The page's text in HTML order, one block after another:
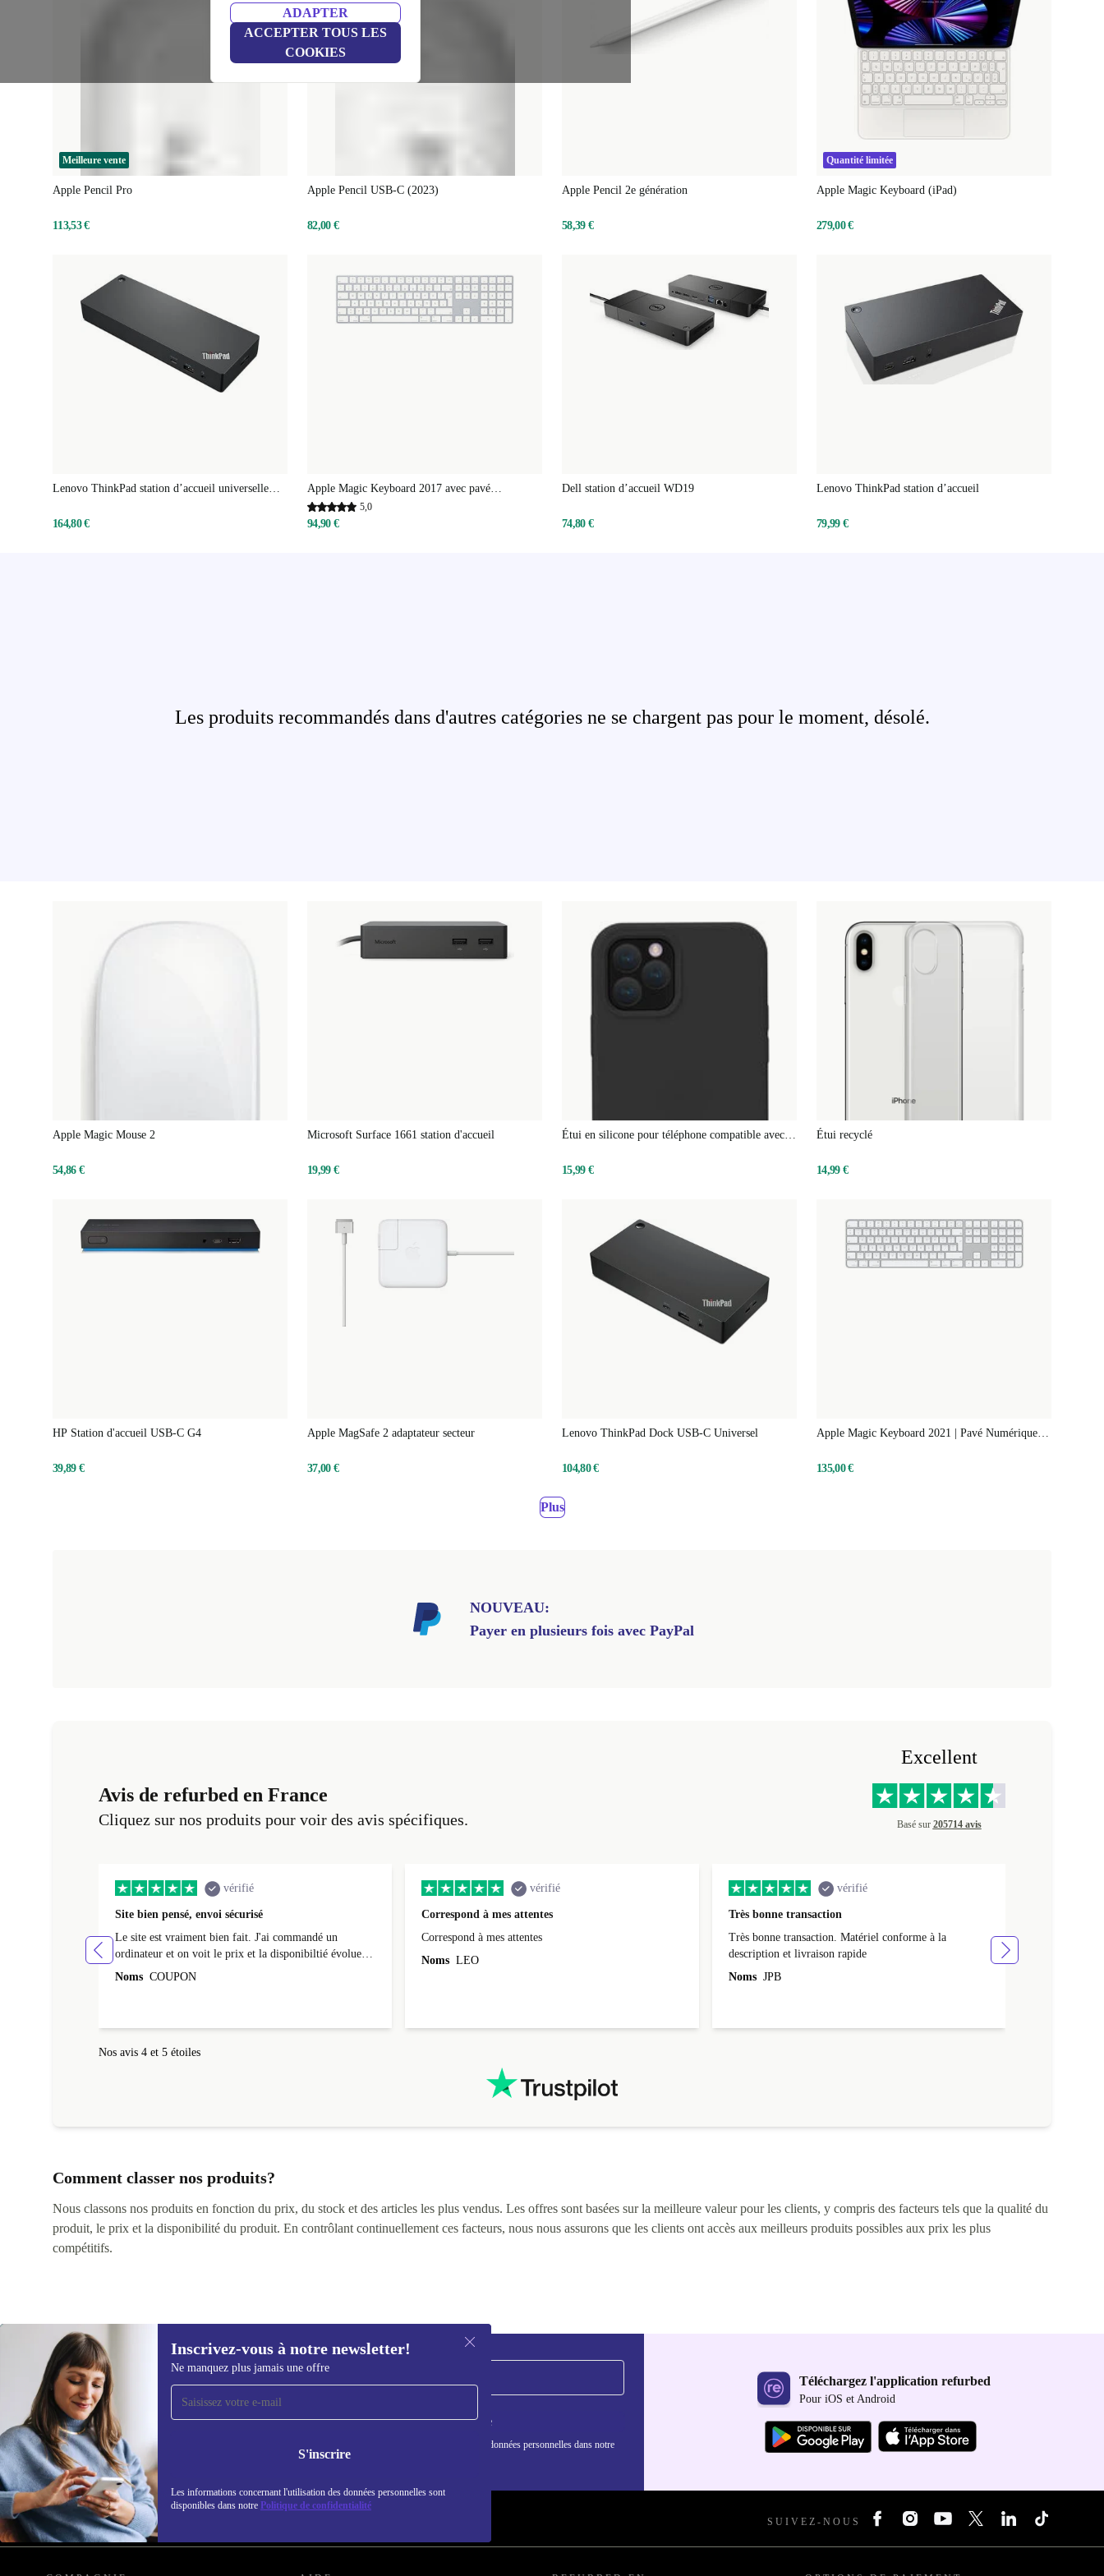
ADAPTER
ACCEPTER TOUS LES
COOKIES
Meilleure vente
Apple Pencil Pro
113,53 €
Apple Pencil USB-C (2023)
82,00 €
Apple Pencil 2e génération
58,39 €
Quantité limitée
Apple Magic Keyboard (iPad)
279,00 €
Lenovo ThinkPad station d’accueil universelle
164,80 €
Apple Magic Keyboard 2017 avec pavé
numérique 5,0
94,90 €
Les produits recommandés dans d'autres catégories ne se chargent pas pour le moment, désolé.
Dell station d’accueil WD19
74,80 €
Lenovo ThinkPad station d’accueil
79,99 €
Apple Magic Mouse 2
54,86 €
Microsoft Surface 1661 station d'accueil
19,99 €
Étui en silicone pour téléphone compatible avec
15,99 €
Étui recyclé
14,99 €
HP Station d'accueil USB-C G4
39,89 €
Apple MagSafe 2 adaptateur secteur
37,00 €
Lenovo ThinkPad Dock USB-C Universel
104,80 €
Apple Magic Keyboard 2021 | Pavé Numérique |
135,00 €
Plus
NOUVEAU:
Payer en plusieurs fois avec PayPal
Avis de refurbed en France
Cliquez sur nos produits pour voir des avis spécifiques.
Excellent
Basé sur 205714 avis
vérifié
Site bien pensé, envoi sécurisé
Le site est vraiment bien fait. J'ai commandé un
ordinateur et on voit le prix et la disponibiltié évoluer
au fil des caractéristiques choisies. L'envoi de
Noms COUPON
vérifié
Correspond à mes attentes
Correspond à mes attentes
Noms LEO
vérifié
Très bonne transaction
Très bonne transaction. Matériel conforme à la
description et livraison rapide
Noms JPB
Nos avis 4 et 5 étoiles
Comment classer nos produits?
Nous classons nos produits en fonction du prix, du stock et des articles les plus vendus. Les offres sont basées sur la meilleure valeur pour les clients, y compris des facteurs tels que la qualité du
produit, le prix et la disponibilité du produit. En contrôlant continuellement ces facteurs, nous nous assurons que les clients ont accès aux meilleurs produits possibles aux prix les plus
compétitifs.
Inscrivez-vous à notre newsletter!
Ne manquez plus jamais une offre
S'inscrire
Les informations concernant l'utilisation des données personnelles sont
disponibles dans notre Politique de confidentialité
Recevoir offres et infos de
refurbed par mail
Ne manquez plus aucune offre.
S'inscrire
Retrouvez les informations sur l'utilisation des données personnelles dans notre
politique de confidentialité
Téléchargez l'application refurbed
Pour iOS et Android
REFURBED FRANCE - RETHINK NEW. SUIVEZ-NOUS